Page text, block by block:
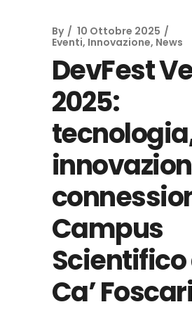
By
10 Ottobre 2025
Eventi, Innovazione, News
DevFest
2025:
Campus
Scientifico
Ca’